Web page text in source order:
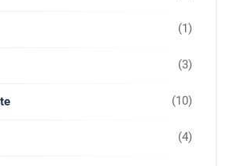
(1)
(3)
(10)
(4)